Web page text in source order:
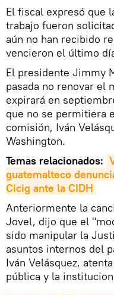
El fiscal expresó que
trabajo fueron
aún no han recibido
vencieron el último
El presidente Jimmy
pasada no renovar el
expirará en
que no se permitiera
comisión, Iván
Washington.
Temas relacionados:
guatemalteco
Cicig ante la CIDH
Anteriormente la
Jovel, dijo que el
sido manipular la
asuntos internos del
Iván Velásquez,
pública y la